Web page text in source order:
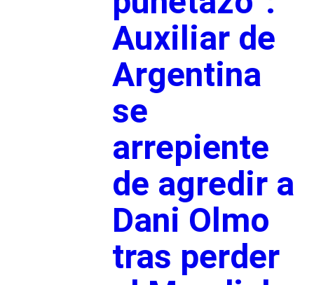
Auxiliar de
Argentina
se
arrepiente
de agredir a
Dani Olmo
tras perder